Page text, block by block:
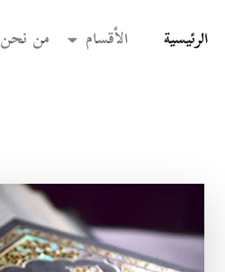
الرئيسية
(current) الأقسام من نحن